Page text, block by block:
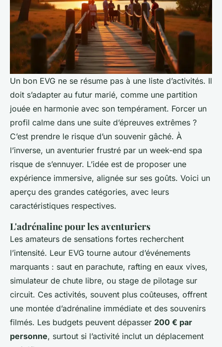
Un bon EVG ne se résume pas à une liste d’activités. Il
doit s’adapter au futur marié, comme une partition
jouée en harmonie avec son tempérament. Forcer un
profil calme dans une suite d’épreuves extrêmes ?
C’est prendre le risque d’un souvenir gâché. À
l’inverse, un aventurier frustré par un week-end spa
risque de s’ennuyer. L’idée est de proposer une
expérience immersive, alignée sur ses goûts. Voici un
aperçu des grandes catégories, avec leurs
caractéristiques respectives.
L'adrénaline pour les aventuriers
Les amateurs de sensations fortes recherchent
l’intensité. Leur EVG tourne autour d’événements
marquants : saut en parachute, rafting en eaux vives,
simulateur de chute libre, ou stage de pilotage sur
circuit. Ces activités, souvent plus coûteuses, offrent
une montée d’adrénaline immédiate et des souvenirs
filmés. Les budgets peuvent dépasser 200 € par
personne, surtout si l’activité inclut un déplacement